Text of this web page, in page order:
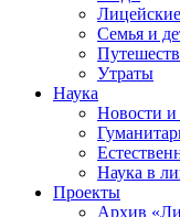
Семья и
Утраты
Наука
Новости
Наука в
Проекты
Архив